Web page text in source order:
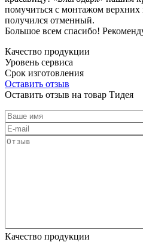
помучиться с монтажом верхних
получился отменный.
Большое всем спасибо!
Качество продукции
Уровень сервиса
Срок изготовления
Оставить отзыв
Оставить отзыв на товар Тидея
Качество продукции